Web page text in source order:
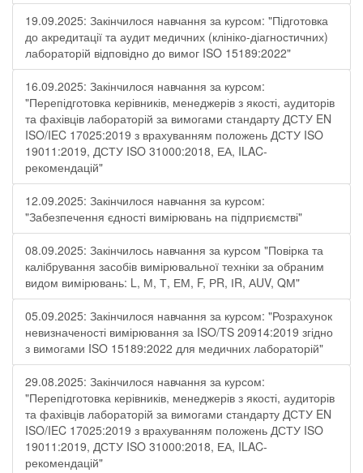
19.09.2025: Закінчилося навчання за курсом: "Підготовка
до акредитації та аудит медичних (клініко-діагностичних)
лабораторій відповідно до вимог ISO 15189:2022"
16.09.2025: Закінчилося навчання за курсом:
"Перепідготовка керівників, менеджерів з якості, аудиторів
та фахівців лабораторій за вимогами стандарту ДСТУ EN
ISO/IEC 17025:2019 з врахуванням положень ДСТУ ISO
19011:2019, ДСТУ ISO 31000:2018, ЕА, ILAC-
рекомендацій"
12.09.2025: Закінчилося навчання за курсом:
"Забезпечення єдності вимірювань на підприємстві"
08.09.2025: Закінчилось навчання за курсом "Повірка та
калібрування засобів вимірювальної техніки за обраним
видом вимірювань: L, М, Т, ЕМ, F, РR, ІR, АUV, QМ"
05.09.2025: Закінчилося навчання за курсом: "Розрахунок
невизначеності вимірювання за ISO/TS 20914:2019 згідно
з вимогами ISO 15189:2022 для медичних лабораторій"
29.08.2025: Закінчилося навчання за курсом:
"Перепідготовка керівників, менеджерів з якості, аудиторів
та фахівців лабораторій за вимогами стандарту ДСТУ EN
ISO/IEC 17025:2019 з врахуванням положень ДСТУ ISO
19011:2019, ДСТУ ISO 31000:2018, ЕА, ILAC-
рекомендацій"